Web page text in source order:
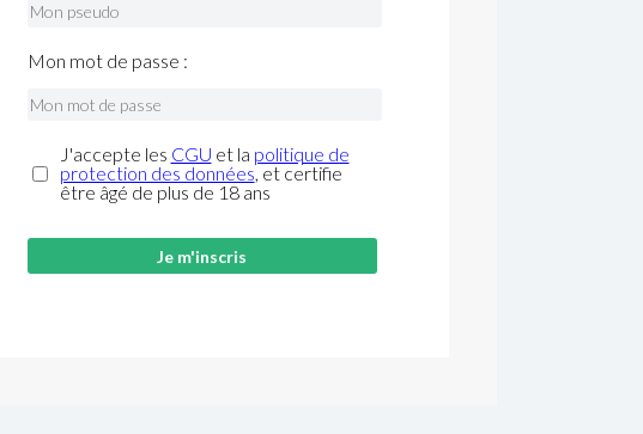
Mon mot de passe :
J'accepte les CGU et la politique de
protection des données, et certifie
être âgé de plus de 18 ans